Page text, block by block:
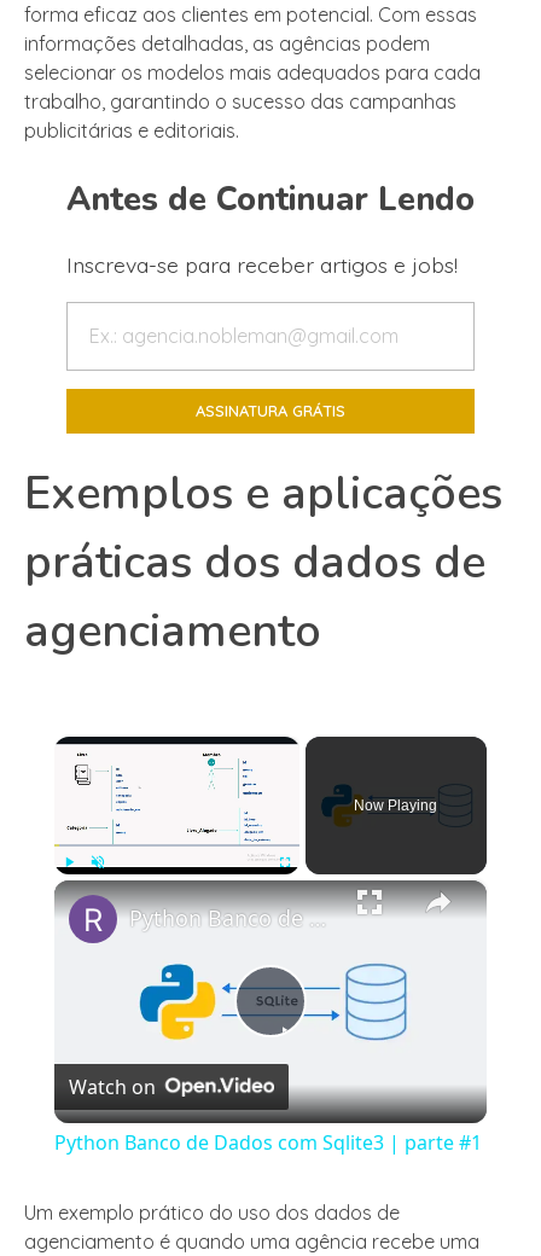
forma eficaz aos clientes em potencial. Com essas
informações detalhadas, as agências podem
selecionar os modelos mais adequados para cada
trabalho, garantindo o sucesso das campanhas
publicitárias e editoriais.
Antes de Continuar Lendo
Inscreva-se para receber artigos e jobs!
Exemplos e aplicações
práticas dos dados de
agenciamento
×
Now Playing
×
Play
Video
Python Banco de Dados com Sqlite3 | parte #1
Watch on
Python Banco de Dados com Sqlite3 | parte #1
Um exemplo prático do uso dos dados de
agenciamento é quando uma agência recebe uma